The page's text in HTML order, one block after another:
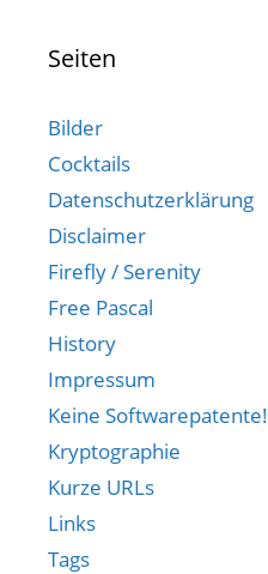
Seiten
Bilder
Cocktails
Datenschutzerklärung
Disclaimer
Firefly / Serenity
Free Pascal
History
Impressum
Keine Softwarepatente!
Kryptographie
Kurze URLs
Links
Tags